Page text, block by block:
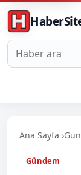
Haberlerde ara
Ana Sayfa ›
Gündem